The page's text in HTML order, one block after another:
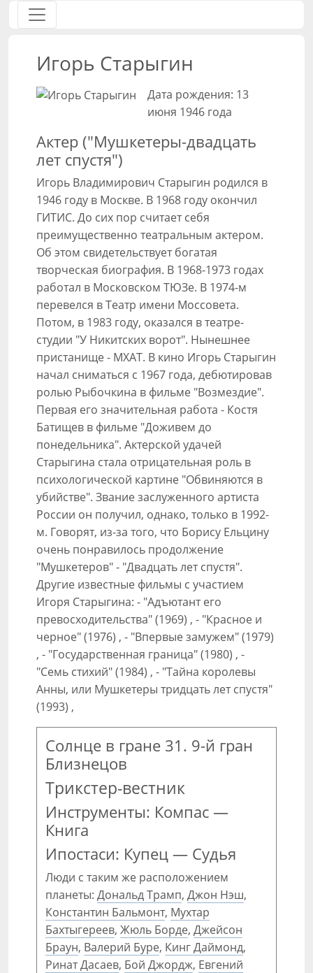
Игорь Старыгин
Дата рождения: 13
июня 1946 года
Актер ("Мушкетеры-двадцать
лет спустя")
Игорь Владимирович Старыгин родился в
1946 году в Москве. В 1968 году окончил
ГИТИС. До сих пор считает себя
преимущественно театральным актером.
Об этом свидетельствует богатая
творческая биография. В 1968-1973 годах
работал в Московском ТЮЗе. В 1974-м
перевелся в Театр имени Моссовета.
Потом, в 1983 году, оказался в театре-
студии "У Никитских ворот". Нынешнее
пристанище - МХАТ. В кино Игорь Старыгин
начал сниматься с 1967 года, дебютировав
ролью Рыбочкина в фильме "Возмездие".
Первая его значительная работа - Костя
Батищев в фильме "Доживем до
понедельника". Актерской удачей
Старыгина стала отрицательная роль в
психологической картине "Обвиняются в
убийстве". Звание заслуженного артиста
России он получил, однако, только в 1992-
м. Говорят, из-за того, что Борису Ельцину
очень понравилось продолжение
"Мушкетеров" - "Двадцать лет спустя".
Другие известные фильмы с участием
Игоря Старыгина: - "Адъютант его
превосходительства" (1969) , - "Красное и
черное" (1976) , - "Впервые замужем" (1979)
, - "Государственная граница" (1980) , -
"Семь стихий" (1984) , - "Тайна королевы
Анны, или Мушкетеры тридцать лет спустя"
(1993) ,
Солнце в гране 31. 9-й гран
Близнецов
Трикстер-вестник
Инструменты: Компас —
Книга
Ипостаси: Купец — Судья
Люди с таким же расположением
планеты: Дональд Трамп, Джон Нэш,
Константин Бальмонт, Мухтар
Бахтыгереев, Жюль Борде, Джейсон
Браун, Валерий Буре, Кинг Даймонд,
Ринат Дасаев, Бой Джордж, Евгений